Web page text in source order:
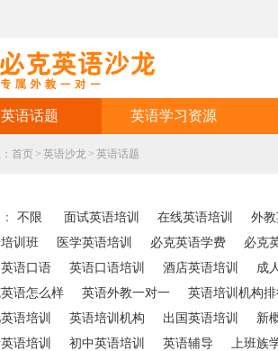
英语话题 英语学习资源
首页 > 英语沙龙 > 英语话题
不限 面试英语培训 在线英语培训 外教
训班
医学英语培训 必克英语学费 必克
语口语
英语口语培训 酒店英语培训 成
语怎么样
英语外教一对一 英语培训机构
语培训
英语培训机构 出国英语培训 新
语培训
初中英语培训 英语辅导 上班族